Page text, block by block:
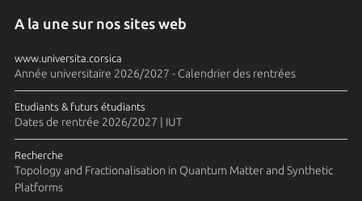
A la une sur nos sites web
www.universita.corsica
Année universitaire 2026/2027 - Calendrier des rentrées
Etudiants & futurs étudiants
Dates de rentrée 2026/2027 | IUT
Recherche
Topology and Fractionalisation in Quantum Matter and Synthetic
Platforms